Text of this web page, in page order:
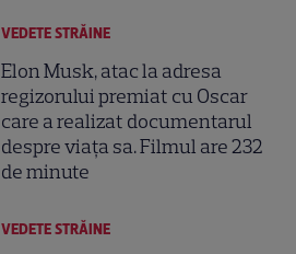
VEDETE STRĂINE
Elon Musk, atac la adresa
regizorului premiat cu Oscar
care a realizat documentarul
despre viața sa. Filmul are 232
de minute
VEDETE STRĂINE